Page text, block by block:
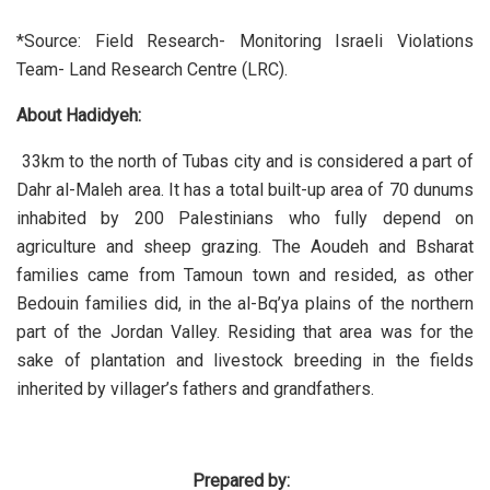
*Source: Field Research- Monitoring Israeli Violations
Team- Land Research Centre (LRC).
About Hadidyeh:
33km to the north of Tubas city and is considered a part of
Dahr al-Maleh area. It has a total built-up area of 70 dunums
inhabited by 200 Palestinians who fully depend on
agriculture and sheep grazing. The Aoudeh and Bsharat
families came from Tamoun town and resided, as other
Bedouin families did, in the al-Bq’ya plains of the northern
part of the Jordan Valley. Residing that area was for the
sake of plantation and livestock breeding in the fields
inherited by villager’s fathers and grandfathers.
Prepared by: